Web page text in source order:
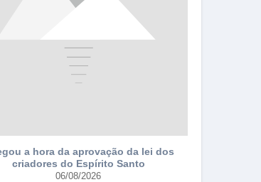
a hora da aprovação da lei dos
criadores do Espírito Santo
06/08/2026